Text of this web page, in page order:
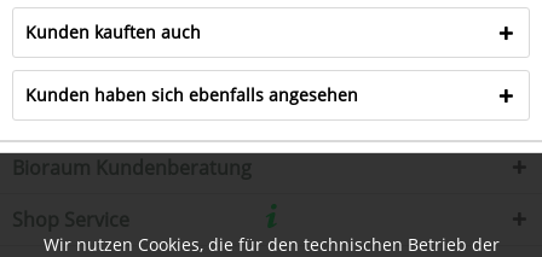
Kunden kauften auch
Kunden haben sich ebenfalls angesehen
Wir nutzen Cookies, die für den technischen Betrieb der